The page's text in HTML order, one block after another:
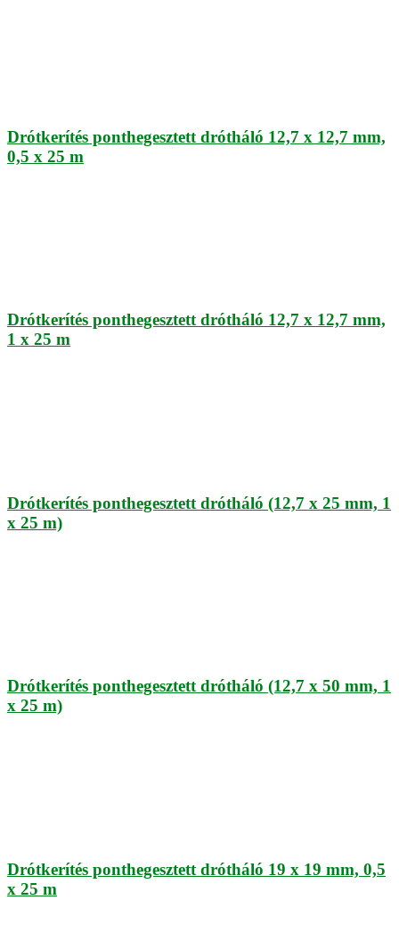
Drótkerítés ponthegesztett drótháló 12,7 x 12,7 mm,
0,5 x 25 m
Drótkerítés ponthegesztett drótháló 12,7 x 12,7 mm,
1 x 25 m
Drótkerítés ponthegesztett drótháló (12,7 x 25 mm, 1
x 25 m)
Drótkerítés ponthegesztett drótháló (12,7 x 50 mm, 1
x 25 m)
Drótkerítés ponthegesztett drótháló 19 x 19 mm, 0,5
x 25 m